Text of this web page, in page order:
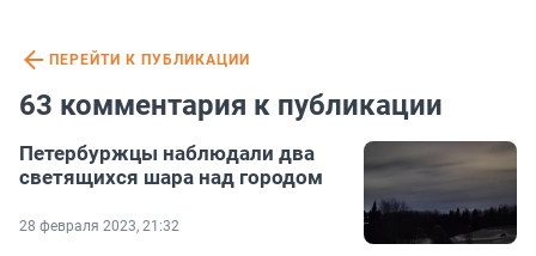
ПЕРЕЙТИ К ПУБЛИКАЦИИ
63 комментария к публикации
Петербуржцы наблюдали два
светящихся шара над городом
28 февраля 2023, 21:32